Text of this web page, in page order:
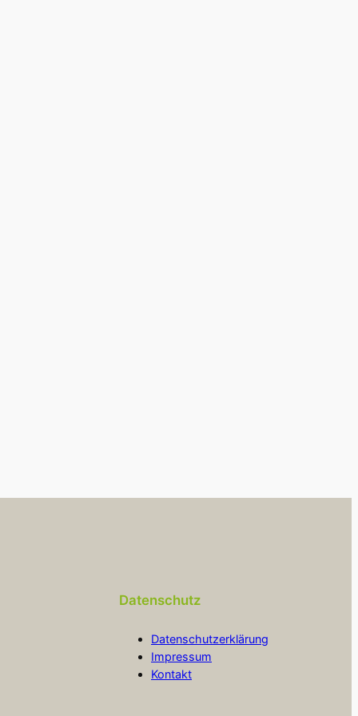
Datenschutz
Datenschutzerklärung
Impressum
Kontakt